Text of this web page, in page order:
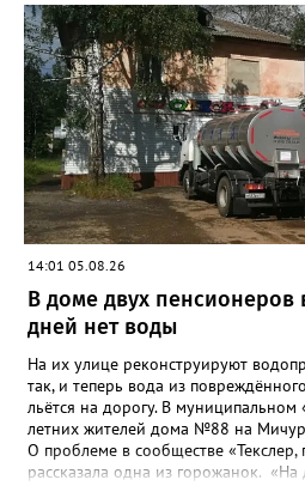
повышение энергоэффективности
схем, исполнителю нужно
строительству и реконструкции
оценив размер вложений, а также
бесхозных объектов и возможные
сферы городского хозяйства. В
«Златоуст.инфо» сообщал о
вопроса была почти в три раза
486 рублей, а в списке работ была
системы ливнёвок.
14:01 05.08.26
В доме двух пенсионеров
дней нет воды
На их улице реконструируют
так, и теперь вода из
льётся на дорогу. В
летних жителей дома №88 на
О проблеме в сообществе «Текслер,
рассказала одна из горожанок.